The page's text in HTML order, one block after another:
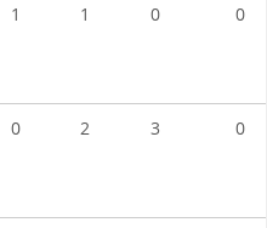
1 1 0 0
0 2 3 0